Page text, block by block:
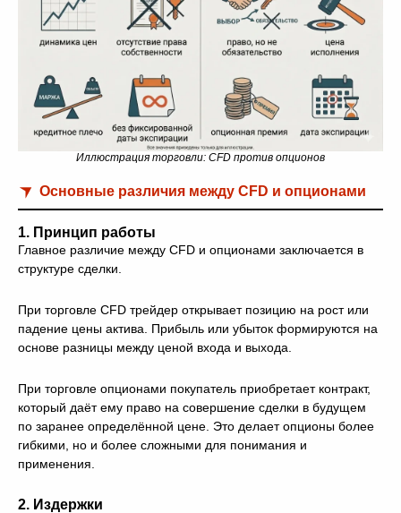
Иллюстрация торговли: CFD против опционов
Основные различия между CFD и опционами
1. Принцип работы
Главное различие между CFD и опционами заключается в
структуре сделки.
При торговле CFD трейдер открывает позицию на рост или
падение цены актива. Прибыль или убыток формируются на
основе разницы между ценой входа и выхода.
При торговле опционами покупатель приобретает контракт,
который даёт ему право на совершение сделки в будущем
по заранее определённой цене. Это делает опционы более
гибкими, но и более сложными для понимания и
применения.
2. Издержки